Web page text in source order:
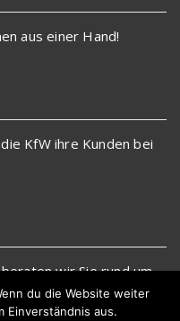
aus einer Hand!
KfW ihre Kunden bei
wir Sie rund um
du die Website weiter
Einverständnis aus.